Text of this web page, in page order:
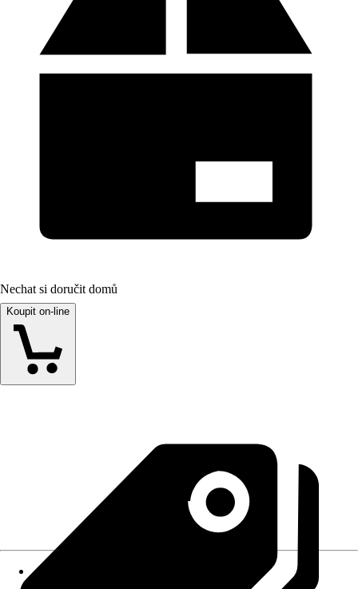
Nechat si doručit domů
Koupit on-line